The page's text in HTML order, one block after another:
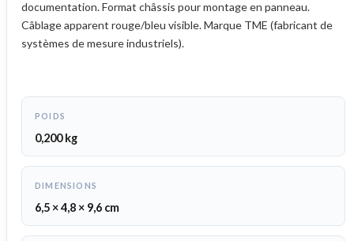
documentation. Format châssis pour montage en panneau.
Câblage apparent rouge/bleu visible. Marque TME (fabricant de
systèmes de mesure industriels).
POIDS
0,200 kg
DIMENSIONS
6,5 × 4,8 × 9,6 cm